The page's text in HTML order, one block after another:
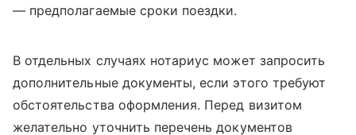
— предполагаемые сроки поездки.
В отдельных случаях нотариус может запросить
дополнительные документы, если этого требуют
обстоятельства оформления. Перед визитом
желательно уточнить перечень документов